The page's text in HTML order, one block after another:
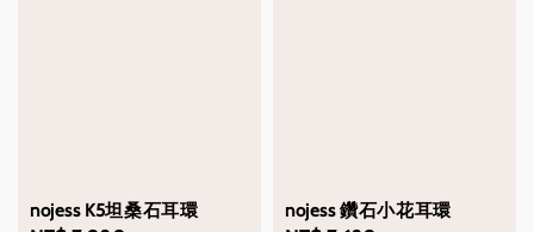
nojess K5坦桑石耳環 nojess 鑽石小花耳環